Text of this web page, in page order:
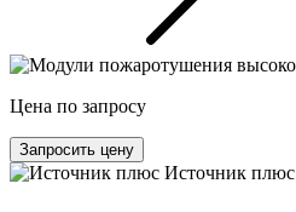
Цена по запросу
Запросить цену
Источник плюс